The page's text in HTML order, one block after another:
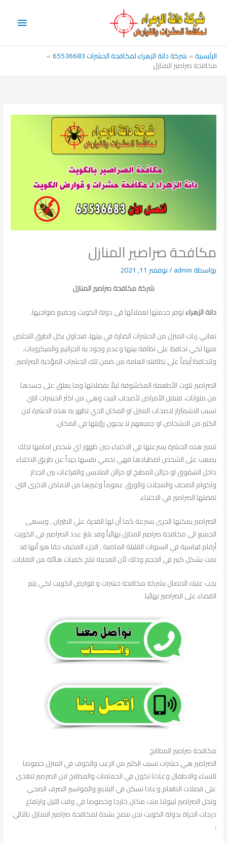
المحتوى
الرئيسية شركة دانة الزهراء لمكافحة الحشرات 65536683
مكافحة صراصير المنازل
مكافحة صراصير المنازل
بواسطةadmin
/نوفمبر 11, 2021
شركة مكافحة صراصير المنازل
دانة الزهراءتوفر خدمتها لعملائها فى دولة الكويت وجميع ضواحيها.
تعاني ربات المنزل من الحشرات الضارة في بيتها، فتحاول بكل الطرق التخلص
منها لكي تحافظ على نظافة بيتها وعدم وجود به الجراثيم والميكروبات،
ولتحافظ أيضاً على نظافته العامة من ضمن تلك الحشرات المؤذية الصراصير.
الصراصير تلوث الأطعمة المكشوفة ليلاً بفضلاتها وما يعلق على جسدها
من ملوثات، فتنقل الأمراض لأصحاب البيت وهي من اكثر الحشرات التي
تسبب الاشمئزاز لاصحاب المنزل او المكان الذي تظهر به هذه الحشرة لان
الكثير من الاشخاص او جميعهم لا يحبون رؤيتها في المكان.
تتميز هذه الحشرة بسرعتها في الاختباء حين ظهور اي شخص امامها لذلك
يصعب على الشخص اصطيادها فهي تحمي نفسها جيداً عن طريق الاختباء
داخل الشقوق او خزائن المطبخ او خزائن الملابس والفراغات بين الجدار
واكوام الصحف والمجلات والورق عموماً وغيرها من الاماكن الاخرى التي
تفضلها الصراصير في الاختباء.
الصراصير يمكنها الجرى بسرعة كما أن لها القدرة علي الطيران , ويسعى
الجميع الى مكافحة صراصير المنازل نهائياً وقد بلغ عدد الصراصير في الكويت
أرقام قياسية في السنوات القليلة الماضية , الجزء المخيف حقا هو أنها قد
نمت بشكل كبير في الحجم وذلك لأن المدينة تنتج كميات هائلة من النفايات.
يجب عليك الاتصال بشركة مكافحة حشرات و قوارض الكويت لكي يتم
القضاء على الصراصير نهائيا.
مكافحة صراصير المطابخ
الصراصير هي حشرات تسبب الكثير من الرعب والخوف في المنزل خصوصا
للنساء والاطفال وعادتا تكون في الحمامات والمطابخ لان الصرصير تتغذى
على فضلات الطعام وعادا تسكن في البلايع والمواسير الصرف الصحي
وتخل الصراصير لبيوتنا منت مكان خارجا وخصوصا في وقت الليل وارتفاع
درجات الحراة بدولة الكويت نحن ننصح بشدة لمكافحة صراصير المنازل بالتالي
: